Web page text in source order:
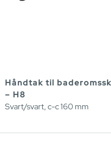
Håndtak til
– H8
Svart/svart, c-c 160 mm